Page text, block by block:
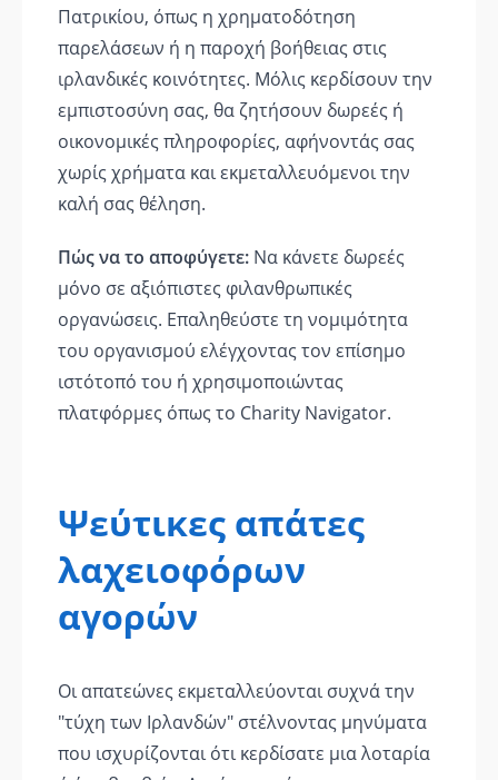
Πατρικίου, όπως η χρηματοδότηση
παρελάσεων ή η παροχή βοήθειας στις
ιρλανδικές κοινότητες. Μόλις κερδίσουν την
εμπιστοσύνη σας, θα ζητήσουν δωρεές ή
οικονομικές πληροφορίες, αφήνοντάς σας
χωρίς χρήματα και εκμεταλλευόμενοι την
καλή σας θέληση.
Πώς να το αποφύγετε: Να κάνετε δωρεές
μόνο σε αξιόπιστες φιλανθρωπικές
οργανώσεις. Επαληθεύστε τη νομιμότητα
του οργανισμού ελέγχοντας τον επίσημο
ιστότοπό του ή χρησιμοποιώντας
πλατφόρμες όπως το Charity Navigator.
Ψεύτικες απάτες
λαχειοφόρων
αγορών
Οι απατεώνες εκμεταλλεύονται συχνά την
"τύχη των Ιρλανδών" στέλνοντας μηνύματα
που ισχυρίζονται ότι κερδίσατε μια λοταρία